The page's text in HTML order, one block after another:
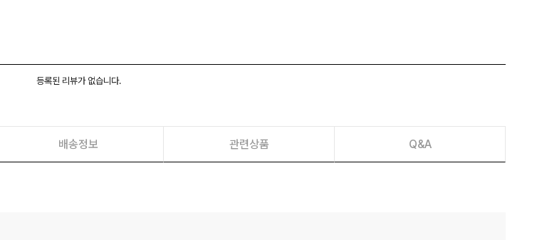
등록된 리뷰가 없습니다.
배송정보 관련상품 Q&A